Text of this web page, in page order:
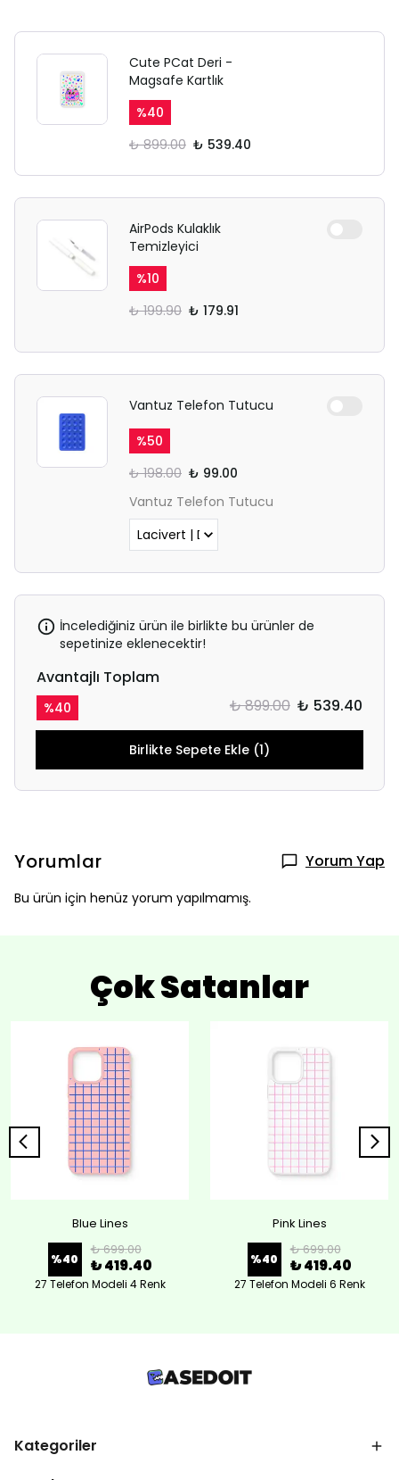
Cute PCat Deri -
Magsafe Kartlık
%40
₺ 899.00 ₺ 539.40
AirPods Kulaklık
Temizleyici
%10
₺ 199.90 ₺ 179.91
Vantuz Telefon Tutucu
%50
₺ 198.00 ₺ 99.00
Vantuz Telefon Tutucu
İncelediğiniz ürün ile birlikte bu ürünler de
sepetinize eklenecektir!
Avantajlı Toplam
%40 ₺ 899.00 ₺ 539.40
Birlikte Sepete Ekle (1)
Yorumlar Yorum Yap
Bu ürün için henüz yorum yapılmamış.
Çok Satanlar
Blue Lines
%40
₺ 699.00
₺ 419.40
27 Telefon Modeli 4 Renk
Pink Lines
%40
₺ 699.00
₺ 419.40
27 Telefon Modeli 6 Renk
Kategoriler